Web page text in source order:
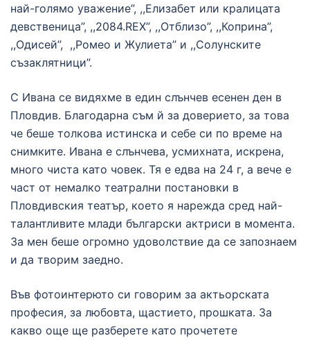
най-голямо уважение”, ,,Елизабет или кралицата
девственица”, ,,2084.REX”, ,,Отблизо”, ,,Коприна”,
,,Одисей”, ,,Ромео и Жулиета” и ,,Солунските
съзаклятници”.
С Ивана се видяхме в един слънчев есенен ден в
Пловдив. Благодарна съм й за доверието, за това
че беше толкова истинска и себе си по време на
снимките. Ивана е слънчева, усмихната, искрена,
много чиста като човек. Тя е едва на 24 г, а вече е
част от немалко театрални постановки в
Пловдивския театър, което я нарежда сред най-
талантливите млади български актриси в момента.
За мен беше огромно удоволствие да се запознаем
и да творим заедно.
Във фотоинтерюто си говорим за актьорската
професия, за любовта, щастието, прошката. За
какво още ще разберете като прочетете